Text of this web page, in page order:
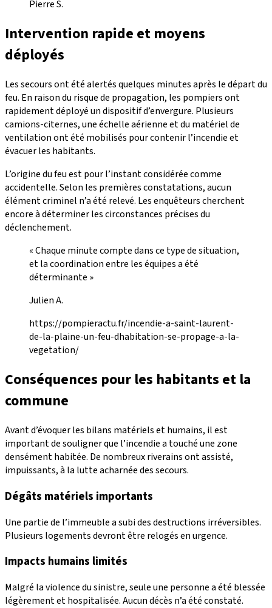
Pierre S.
Intervention rapide et moyens
déployés
Les secours ont été alertés quelques minutes après le départ du
feu. En raison du risque de propagation, les pompiers ont
rapidement déployé un dispositif d’envergure. Plusieurs
camions-citernes, une échelle aérienne et du matériel de
ventilation ont été mobilisés pour contenir l’incendie et
évacuer les habitants.
L’origine du feu est pour l’instant considérée comme
accidentelle. Selon les premières constatations, aucun
élément criminel n’a été relevé. Les enquêteurs cherchent
encore à déterminer les circonstances précises du
déclenchement.
« Chaque minute compte dans ce type de situation,
et la coordination entre les équipes a été
déterminante »
Julien A.
https://pompieractu.fr/incendie-a-saint-laurent-
de-la-plaine-un-feu-dhabitation-se-propage-a-la-
vegetation/
Conséquences pour les habitants et la
commune
Avant d’évoquer les bilans matériels et humains, il est
important de souligner que l’incendie a touché une zone
densément habitée. De nombreux riverains ont assisté,
impuissants, à la lutte acharnée des secours.
Dégâts matériels importants
Une partie de l’immeuble a subi des destructions irréversibles.
Plusieurs logements devront être relogés en urgence.
Impacts humains limités
Malgré la violence du sinistre, seule une personne a été blessée
légèrement et hospitalisée. Aucun décès n’a été constaté.